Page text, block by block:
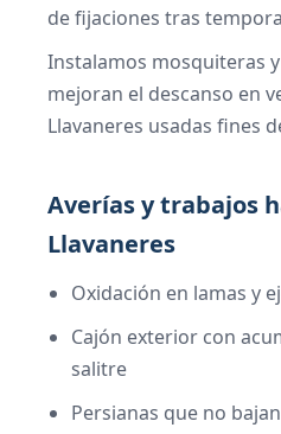
de fijaciones tras
Instalamos mosquiteras
mejoran el descanso en
Llavaneres usadas fines
Averías y trabajos
Llavaneres
Oxidación en lamas y
Cajón exterior con
salitre
Persianas que no